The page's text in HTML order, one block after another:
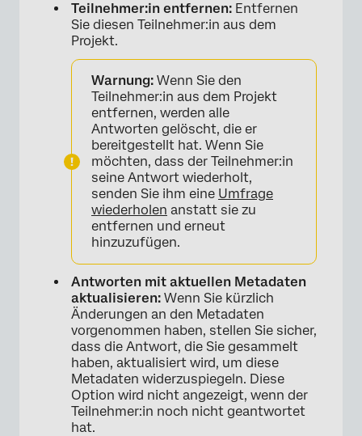
Teilnehmer:in entfernen: Entfernen
Sie diesen Teilnehmer:in aus dem
Projekt.
Warnung: Wenn Sie den
Teilnehmer:in aus dem Projekt
entfernen, werden alle
Antworten gelöscht, die er
bereitgestellt hat. Wenn Sie
möchten, dass der Teilnehmer:in
seine Antwort wiederholt,
senden Sie ihm eine Umfrage
wiederholen anstatt sie zu
entfernen und erneut
hinzuzufügen.
Antworten mit aktuellen Metadaten
aktualisieren: Wenn Sie kürzlich
Änderungen an den Metadaten
vorgenommen haben, stellen Sie sicher,
dass die Antwort, die Sie gesammelt
haben, aktualisiert wird, um diese
Metadaten widerzuspiegeln. Diese
Option wird nicht angezeigt, wenn der
Teilnehmer:in noch nicht geantwortet
hat.